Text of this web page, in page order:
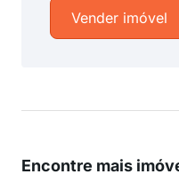
Vender imóvel
Encontre mais